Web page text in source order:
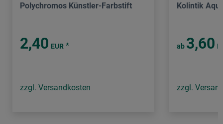
Polychromos Künstler-Farbstift
2,40 EUR *
zzgl. Versandkosten
Kolintik
ab 3,60
zzgl.